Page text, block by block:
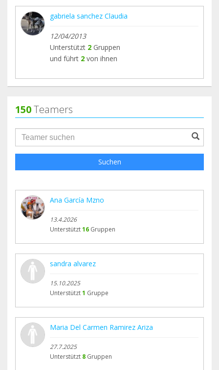
gabriela sanchez Claudia
12/04/2013
Unterstützt 2 Gruppen
und führt 2 von ihnen
150Teamers
groupProfile.searchForm.search.text???
Suchen
Ana García Mzno
13.4.2026
Unterstützt16 Gruppen
sandra alvarez
15.10.2025
Unterstützt1 Gruppe
Maria Del Carmen Ramirez Ariza
27.7.2025
Unterstützt 8 Gruppen